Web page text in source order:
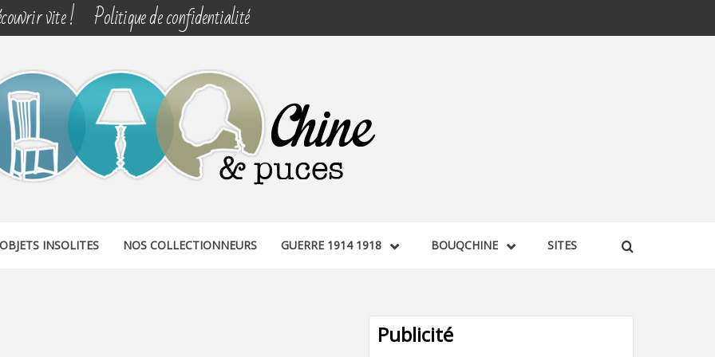
vite ! Politique de confidentialité
PUCES
OBJETS INSOLITES NOS COLLECTIONNEURS GUERRE 1914 1918 BOUQCHINE SITES
Publicité